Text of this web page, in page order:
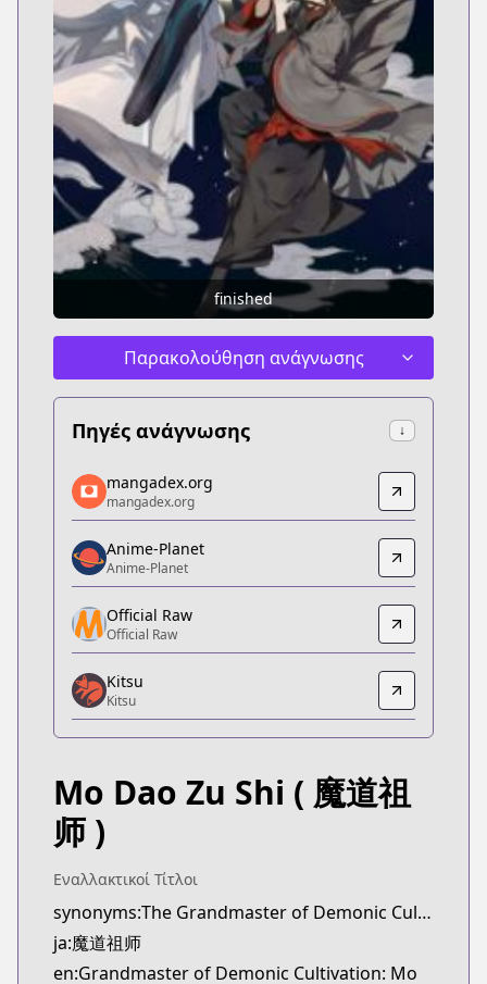
finished
Παρακολούθηση ανάγνωσης
Πηγές ανάγνωσης ↓
mangadex.org
mangadex.org
https://mangadex.org/title/6e52262f-bcd5-49c4-
Anime-Planet
Anime-Planet
https://www.anime-planet.com/manga/the-
Official Raw
Official Raw
http://www.kuaikanmanhua.com/web/topic/1749/
Kitsu
Kitsu
MangaUpdates
MangaUpdates
https://www.mangaupdates.com/
novelUpdates
novelUpdates
https://www.novelupdates.com/series/the-
Official English
Official English
mangadex.org
mangadex.org
Anime-Planet
Anime-Planet
Official Raw
Official Raw
Kitsu
Kitsu
Mo Dao Zu Shi ( 魔道祖
师 )
Εναλλακτικοί Τίτλοι
synonyms:The Grandmaster of Demonic Cultivation,The Founder of Diabolism,The Master of Diabolism
ja:魔道祖师
en:Grandmaster of Demonic Cultivation: Mo